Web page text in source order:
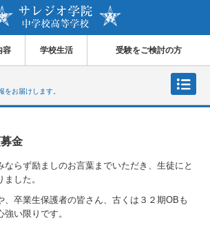
容 学校生活 受験をご検討の方
をお届けします。
金
ならず励ましのお言葉までいただき、生徒にと
した。
、卒業生保護者の皆さん、古くは３２期OBも
い限りです。